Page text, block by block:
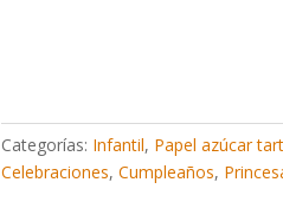
Categorías: Infantil, Papel azúcar
Celebraciones,Cumpleaños,